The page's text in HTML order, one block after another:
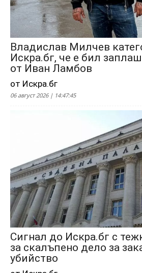
Владислав Милчев
Искра.бг, че е бил
от Иван Ламбов
от Искра.бг
06 август 2026 | 14:47:45
Сигнал до Искра.бг с
за скалъпено дело за
убийство